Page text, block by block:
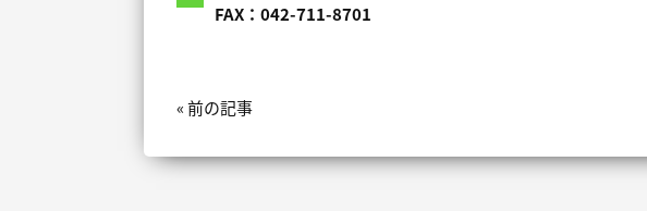
FAX：042-711-8701
« 前の記事